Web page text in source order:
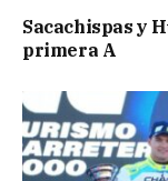
Sacachispas y
primera A